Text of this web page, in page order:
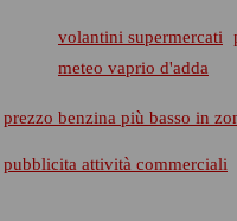
volantini supermercati
meteo vaprio d'adda
prezzo benzina più basso in
pubblicita attività commerciali